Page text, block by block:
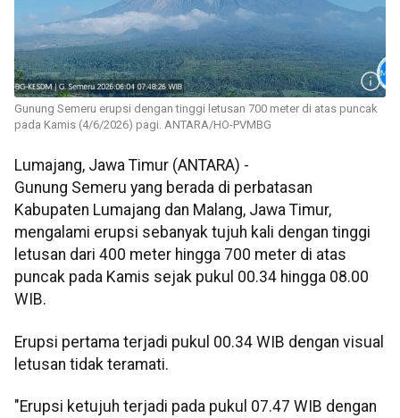
Gunung Semeru erupsi dengan tinggi letusan 700 meter di atas puncak
pada Kamis (4/6/2026) pagi. ANTARA/HO-PVMBG
Lumajang, Jawa Timur (ANTARA) -
Gunung Semeru yang berada di perbatasan
Kabupaten Lumajang dan Malang, Jawa Timur,
mengalami erupsi sebanyak tujuh kali dengan tinggi
letusan dari 400 meter hingga 700 meter di atas
puncak pada Kamis sejak pukul 00.34 hingga 08.00
WIB.
Erupsi pertama terjadi pukul 00.34 WIB dengan visual
letusan tidak teramati.
"Erupsi ketujuh terjadi pada pukul 07.47 WIB dengan